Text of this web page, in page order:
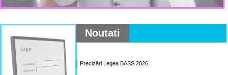
Noutati
Precizări Legea BASS 2026